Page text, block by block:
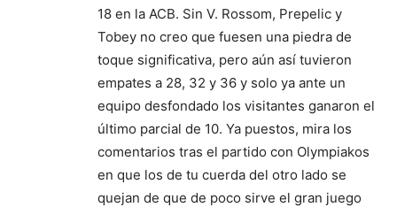
18 en la ACB. Sin V. Rossom, Prepelic y
Tobey no creo que fuesen una piedra de
toque significativa, pero aún así tuvieron
empates a 28, 32 y 36 y solo ya ante un
equipo desfondado los visitantes ganaron el
último parcial de 10. Ya puestos, mira los
comentarios tras el partido con Olympiakos
en que los de tu cuerda del otro lado se
quejan de que de poco sirve el gran juego